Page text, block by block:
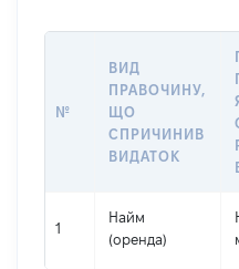
№
ВИД
ПРАВОЧИНУ,
ЩО
СПРИЧИНИВ
ВИДАТОК
1
Найм
(оренда)